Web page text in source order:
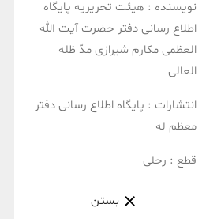
نویسنده : هیئت تحریریه پایگاه
اطلاع رسانی دفتر حضرت آیت الله
العظمی مکارم شیرازی مدّ ظله
العالی
انتشارات : پایگاه اطلاع رسانی دفتر
معظم له
قطع : رحلی
بستن